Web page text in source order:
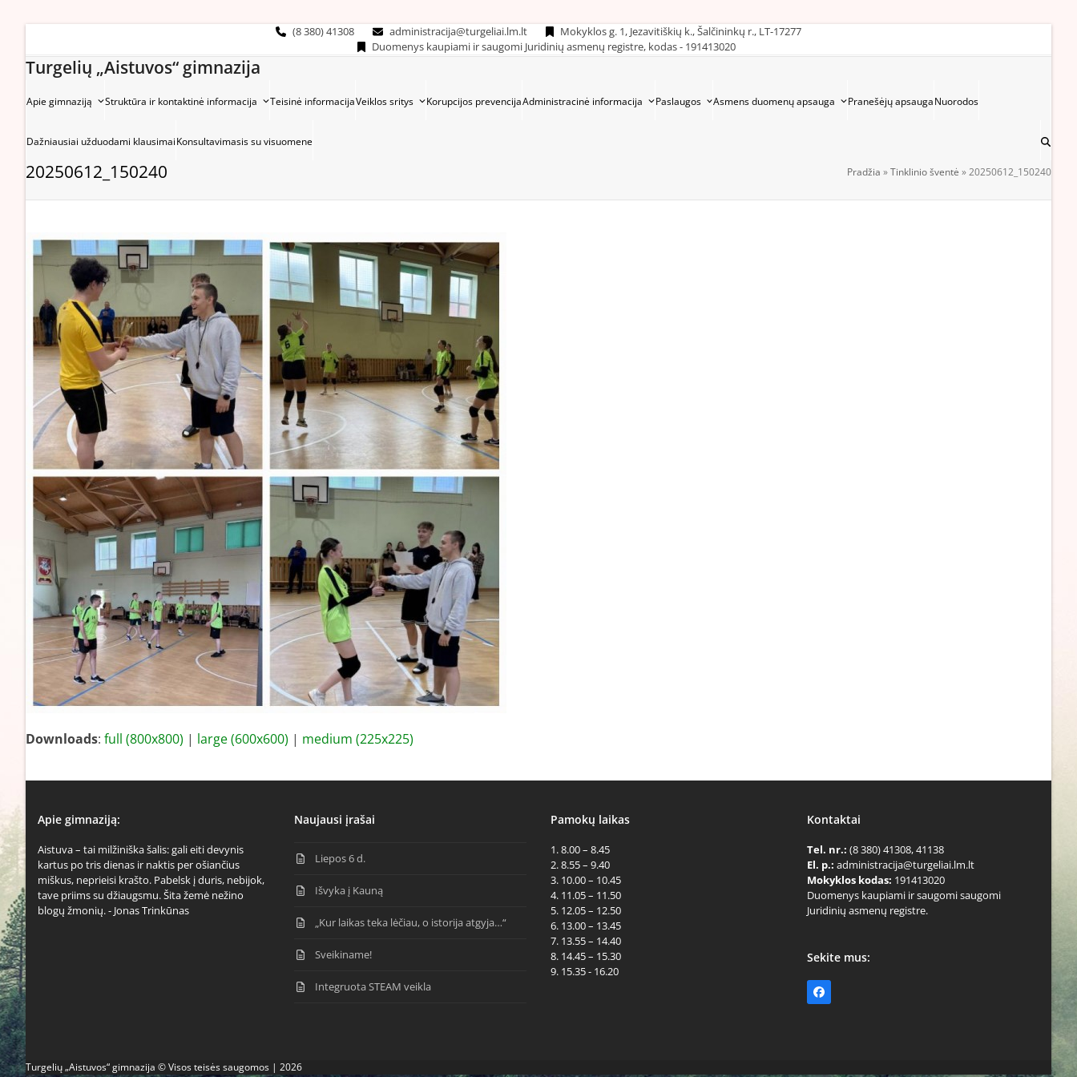
(8 380) 41308 administracija@turgeliai.lm.lt
Mokyklos g. 1, Jezavitiškių k., Šalčininkų r., LT-17277
Duomenys kaupiami ir saugomi Juridinių asmenų registre, kodas - 191413020
Turgelių „Aistuvos“ gimnazija
Apie gimnaziją Struktūra ir kontaktinė informacija Teisinė informacijaVeiklos sritys Korupcijos prevencijaAdministracinė informacija Paslaugos Asmens duomenų apsauga Pranešėjų apsaugaNuorodos
Dažniausiai užduodami klausimaiKonsultavimasis su visuomene
20250612_150240 Pradžia »Tinklinio šventė »20250612_150240
Downloads: full (800x800) | large (600x600) | medium (225x225)
Apie gimnaziją:
Aistuva – tai milžiniška šalis: gali eiti devynis
kartus po tris dienas ir naktis per ošiančius
miškus, neprieisi krašto. Pabelsk į duris, nebijok,
tave priims su džiaugsmu. Šita žemė nežino
blogų žmonių. - Jonas Trinkūnas
Naujausi įrašai
Liepos 6 d.
Išvyka į Kauną
„Kur laikas teka lėčiau, o istorija atgyja…“
Sveikiname!
Integruota STEAM veikla
Pamokų laikas
1. 8.00 – 8.45
2. 8.55 – 9.40
3. 10.00 – 10.45
4. 11.05 – 11.50
5. 12.05 – 12.50
6. 13.00 – 13.45
7. 13.55 – 14.40
8. 14.45 – 15.30
9. 15.35 - 16.20
Kontaktai
Tel. nr.: (8 380) 41308, 41138
El. p.: administracija@turgeliai.lm.lt
Mokyklos kodas: 191413020
Duomenys kaupiami ir saugomi saugomi
Juridinių asmenų registre.
Sekite mus:
Facebook
Turgelių „Aistuvos“ gimnazija © Visos teisės saugomos | 2026